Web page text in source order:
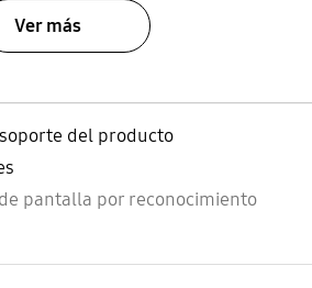
Ver más
del producto
pantalla por reconocimiento